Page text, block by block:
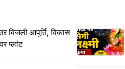
बिजली आपूर्ति, विकास
प्लांट